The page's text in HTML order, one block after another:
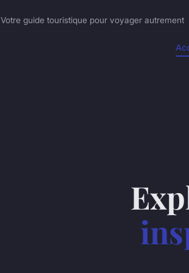
Votre guide touristique pour voyager autrement